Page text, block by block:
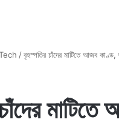
/বৃহস্পতির চাঁদের মাটিতে আজব কাণ্ড,